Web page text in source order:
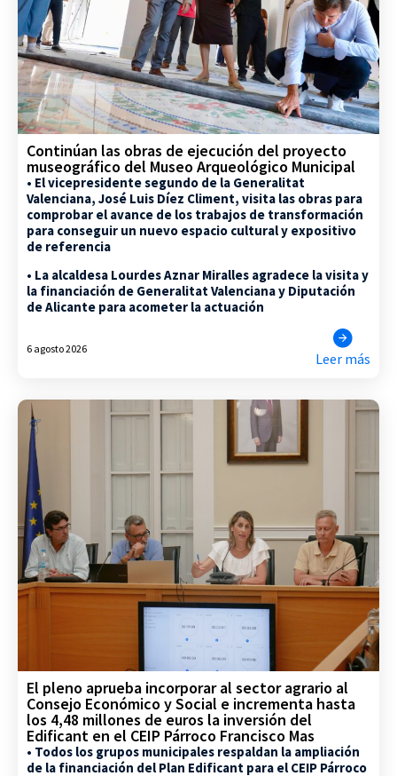
Continúan las obras de ejecución del proyecto
museográfico del Museo Arqueológico Municipal
• El vicepresidente segundo de la Generalitat
Valenciana, José Luis Díez Climent, visita las obras para
comprobar el avance de los trabajos de transformación
para conseguir un nuevo espacio cultural y expositivo
de referencia
• La alcaldesa Lourdes Aznar Miralles agradece la visita y
la financiación de Generalitat Valenciana y Diputación
de Alicante para acometer la actuación
6 agosto 2026
Leer más
El pleno aprueba incorporar al sector agrario al
Consejo Económico y Social e incrementa hasta
los 4,48 millones de euros la inversión del
Edificant en el CEIP Párroco Francisco Mas
• Todos los grupos municipales respaldan la ampliación
de la financiación del Plan Edificant para el CEIP Párroco